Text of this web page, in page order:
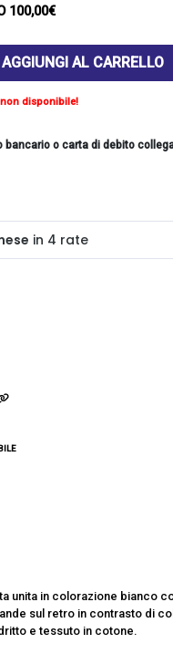
100,00€
AGGIUNGI AL CARRELLO
non disponibile!
bancario o carta di debito
unita in colorazione bianco
sul retro in contrasto di
e tessuto in cotone.